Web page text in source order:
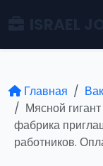
Главная
Мясной
фабрика
работников.